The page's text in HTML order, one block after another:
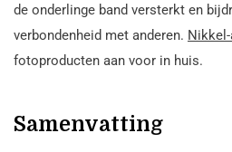
de onderlinge band versterkt en
verbondenheid met anderen. Nikkel-
fotoproducten aan voor in huis.
Samenvatting